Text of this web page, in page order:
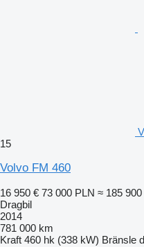
15
Volvo FM 460
16 950 € 73 000 PLN ≈ 185
Dragbil
2014
781 000 km
Kraft 460 hk (338 kW) Bränsle